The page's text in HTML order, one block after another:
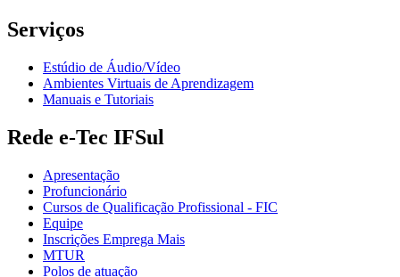
Serviços
Estúdio de Áudio/Vídeo
Ambientes Virtuais de Aprendizagem
Manuais e Tutoriais
Rede e-Tec IFSul
Apresentação
Profuncionário
Cursos de Qualificação Profissional - FIC
Equipe
Inscrições Emprega Mais
MTUR
Polos de atuação